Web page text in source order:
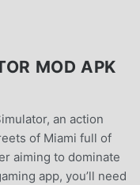
MOD APK
an action
of Miami full of
aiming to dominate
app, you’ll need